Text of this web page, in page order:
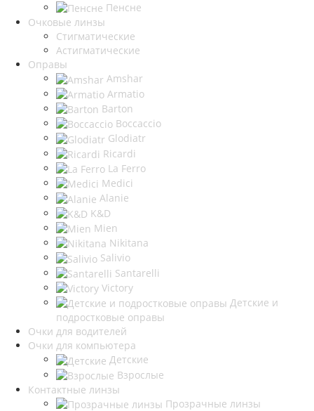
Пенсне
Очковые линзы
Стигматические
Астигматические
Оправы
Amshar
Armatio
Barton
Boccaccio
Glodiatr
Ricardi
La Ferro
Medici
Alanie
K&D
Mien
Nikitana
Salivio
Santarelli
Victory
Детские и
подростковые оправы
Очки для водителей
Очки для компьютера
Детские
Взрослые
Контактные линзы
Прозрачные линзы